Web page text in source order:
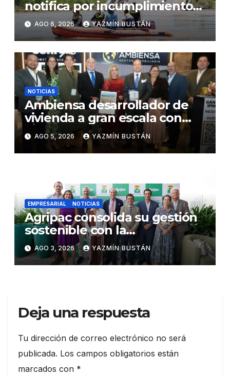
notifica por incumplimiento
contractual a la Concesionaria
CONORTE y exige celeridad
en desmontaje del puente
Gonzalo Icaza Cornejo, en
Daule
AGO 6, 2026 YAZMÍN BUSTÁN
NOTICIAS
Ambiensa desarrollador de
vivienda a gran escala con
estándares internacionales
de sostenibilidad
AGO 5, 2026 YAZMÍN BUSTÁN
EMPRESARIAL NOTICIAS
Agripac consolida su gestión
sostenible con la
presentación de su octava
Memoria de Sostenibilidad
AGO 3, 2026 YAZMÍN BUSTÁN
Deja una respuesta
Tu dirección de correo electrónico no será
publicada. Los campos obligatorios están
marcados con *